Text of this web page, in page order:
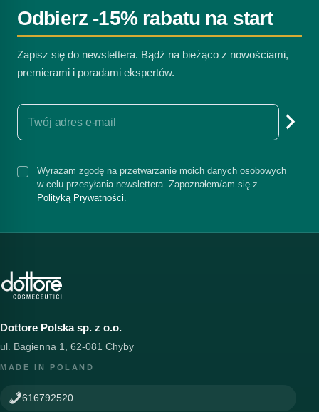
Odbierz -15% rabatu na start
Zapisz się do newslettera. Bądź na bieżąco z nowościami,
premierami i poradami ekspertów.
Wyrażam zgodę na przetwarzanie moich danych osobowych
w celu przesyłania newslettera. Zapoznałem/am się z
Polityką Prywatności
Dottore Polska sp. z o.o.
ul. Bagienna 1, 62-081 Chyby
MADE IN POLAND
616792520